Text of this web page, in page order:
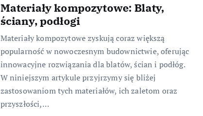
Materiały kompozytowe: Blaty,
ściany, podłogi
Materiały kompozytowe zyskują coraz większą
popularność w nowoczesnym budownictwie, oferując
innowacyjne rozwiązania dla blatów, ścian i podłóg.
W niniejszym artykule przyjrzymy się bliżej
zastosowaniom tych materiałów, ich zaletom oraz
przyszłości,…